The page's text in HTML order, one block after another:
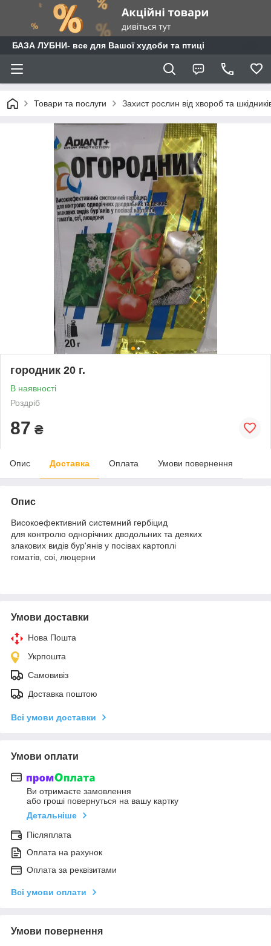
БАЗА ЛУБНИ- все для Вашої худоби та птиці
Товари та послуги Захист рослин від хвороб та
городник 20 г.
В наявності
Роздріб
87 ₴
Опис Доставка Оплата Умови повернення
Опис
Високоефективний системний гербіцид
для контролю однорічних дводольних та деяких
злакових видів бур'янів у посівах картоплі
гоматів, соі, люцерни
Умови доставки
Нова Пошта
Укрпошта
Самовивіз
Доставка поштою
Всі умови доставки
Умови оплати
Ви отримаєте замовлення
або гроші повернуться на вашу картку
Детальніше
Післяплата
Оплата на рахунок
Оплата за реквізитами
Всі умови оплати
Умови повернення